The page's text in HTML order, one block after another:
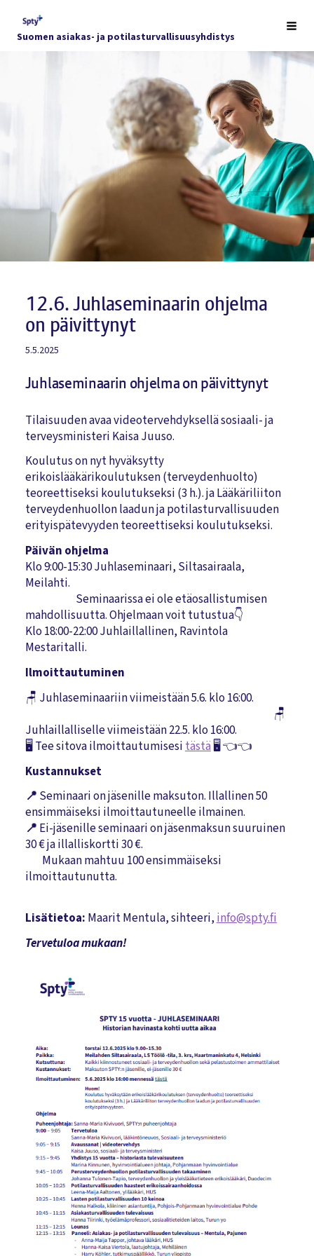
sivun
sisältöön
Suomen asiakas- ja potilasturvallisuusyhdistys
12.6. Juhlaseminaarin ohjelma
on päivittynyt
5.5.2025
Juhlaseminaarin ohjelma on päivittynyt
Tilaisuuden avaa videotervehdyksellä sosiaali- ja
terveysministeri Kaisa Juuso.
Koulutus on nyt hyväksytty
erikoislääkärikoulutuksen (terveydenhuolto)
teoreettiseksi koulutukseksi (3 h.). ja Lääkäriliiton
terveydenhuollon laadun ja potilasturvallisuuden
erityispätevyyden teoreettiseksi koulutukseksi.
Päivän ohjelma
Klo 9:00-15:30 Juhlaseminaari, Siltasairaala,
Meilahti.
Seminaarissa ei ole etäosallistumisen
mahdollisuutta. Ohjelmaan voit tutustua👇
Klo 18:00-22:00 Juhlaillallinen, Ravintola
Mestaritalli.
Ilmoittautuminen
🪑 Juhlaseminaariin viimeistään 5.6. klo 16:00.
🪑
Juhlaillalliselle viimeistään 22.5. klo 16:00.
🖥️ Tee sitova ilmoittautumisesi tästä 🖥️ 👈👈
Kustannukset
📍 Seminaari on jäsenille maksuton. Illallinen 50
ensimmäiseksi ilmoittautuneelle ilmainen.
📍 Ei-jäsenille seminaari on jäsenmaksun suuruinen
30 € ja illalliskortti 30 €.
Mukaan mahtuu 100 ensimmäiseksi
ilmoittautunutta.
Lisätietoa: Maarit Mentula, sihteeri,info@spty.fi
Tervetuloa mukaan!